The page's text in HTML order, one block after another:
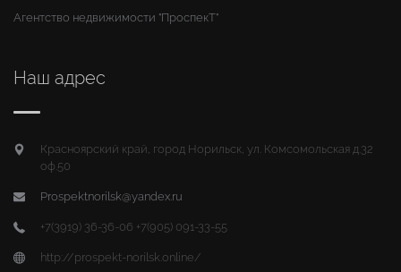
Агентство недвижимости "ПроспекТ"
Наш адрес
Красноярский край, город Норильск, ул. Комсомольская д.32
оф.50
Prospektnorilsk@yandex.ru
+7(3919) 36-36-06 +7(905) 091-33-55
http://prospekt-norilsk.online/